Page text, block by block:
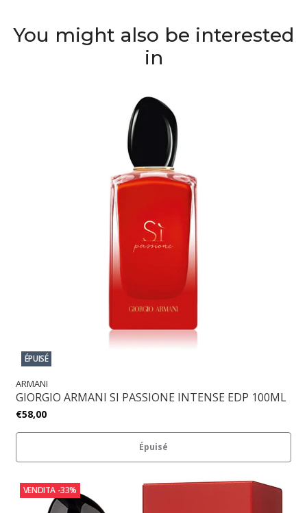
You might also be interested
in
ÉPUISÉ
ARMANI
GIORGIO ARMANI SI PASSIONE INTENSE EDP 100ML
€58,00
Épuisé
VENDITA -33%